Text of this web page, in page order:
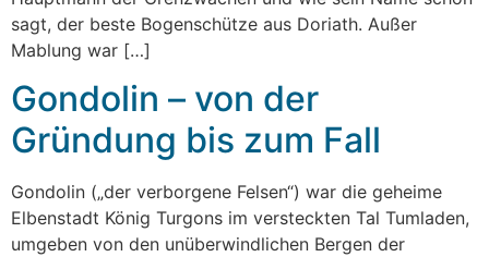
sagt, der beste Bogenschütze aus Doriath. Außer
Mablung war […]
Gondolin – von der
Gründung bis zum Fall
Gondolin („der verborgene Felsen“) war die geheime
Elbenstadt König Turgons im versteckten Tal Tumladen,
umgeben von den unüberwindlichen Bergen der